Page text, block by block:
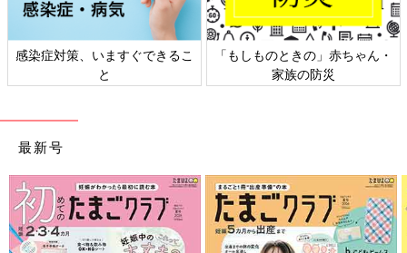
感染症対策、いますぐできるこ
と
「もしものときの」赤ちゃん・
家族の防災
最新号